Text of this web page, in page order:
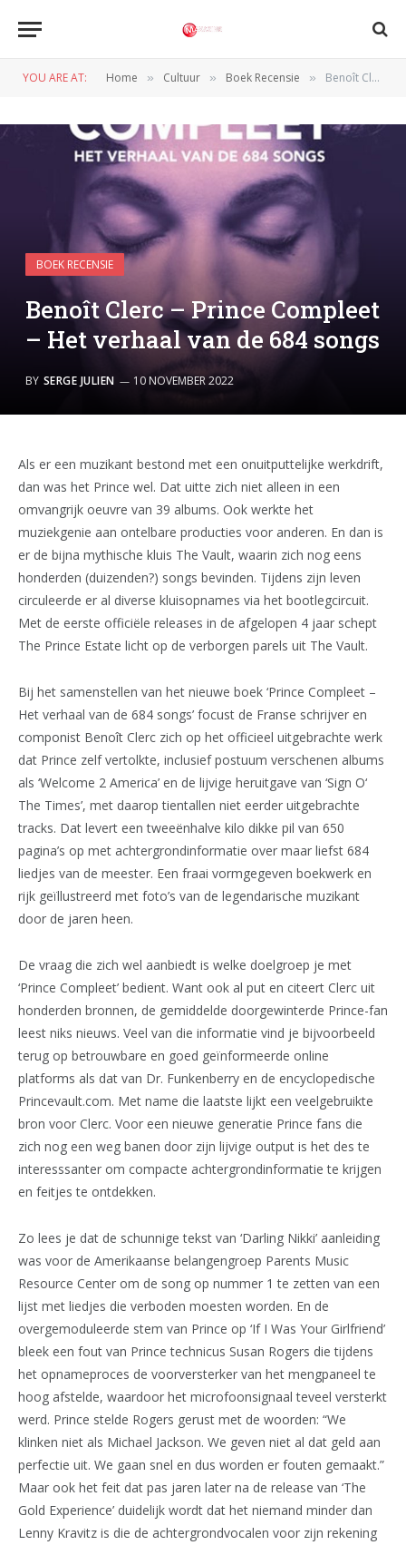
YOU ARE AT: Home » Cultuur » Boek Recensie » Benoît Clerc – Prince Compleet – Het verhaal van de 684 songs
BOEK RECENSIE
Benoît Clerc – Prince Compleet
– Het verhaal van de 684 songs
BY SERGE JULIEN 10 NOVEMBER 2022
Als er een muzikant bestond met een onuitputtelijke werkdrift,
dan was het Prince wel. Dat uitte zich niet alleen in een
omvangrijk oeuvre van 39 albums. Ook werkte het
muziekgenie aan ontelbare producties voor anderen. En dan is
er de bijna mythische kluis The Vault, waarin zich nog eens
honderden (duizenden?) songs bevinden. Tijdens zijn leven
circuleerde er al diverse kluisopnames via het bootlegcircuit.
Met de eerste officiële releases in de afgelopen 4 jaar schept
The Prince Estate licht op de verborgen parels uit The Vault.
Bij het samenstellen van het nieuwe boek ‘Prince Compleet –
Het verhaal van de 684 songs’ focust de Franse schrijver en
componist Benoît Clerc zich op het officieel uitgebrachte werk
dat Prince zelf vertolkte, inclusief postuum verschenen albums
als ‘Welcome 2 America’ en de lijvige heruitgave van ‘Sign O‘
The Times’, met daarop tientallen niet eerder uitgebrachte
tracks. Dat levert een tweeënhalve kilo dikke pil van 650
pagina’s op met achtergrondinformatie over maar liefst 684
liedjes van de meester. Een fraai vormgegeven boekwerk en
rijk geïllustreerd met foto’s van de legendarische muzikant
door de jaren heen.
De vraag die zich wel aanbiedt is welke doelgroep je met
‘Prince Compleet’ bedient. Want ook al put en citeert Clerc uit
honderden bronnen, de gemiddelde doorgewinterde Prince-fan
leest niks nieuws. Veel van die informatie vind je bijvoorbeeld
terug op betrouwbare en goed geïnformeerde online
platforms als dat van Dr. Funkenberry en de encyclopedische
Princevault.com. Met name die laatste lijkt een veelgebruikte
bron voor Clerc. Voor een nieuwe generatie Prince fans die
zich nog een weg banen door zijn lijvige output is het des te
interesssanter om compacte achtergrondinformatie te krijgen
en feitjes te ontdekken.
Zo lees je dat de schunnige tekst van ‘Darling Nikki’ aanleiding
was voor de Amerikaanse belangengroep Parents Music
Resource Center om de song op nummer 1 te zetten van een
lijst met liedjes die verboden moesten worden. En de
overgemoduleerde stem van Prince op ‘If I Was Your Girlfriend’
bleek een fout van Prince technicus Susan Rogers die tijdens
het opnameproces de voorversterker van het mengpaneel te
hoog afstelde, waardoor het microfoonsignaal teveel versterkt
werd. Prince stelde Rogers gerust met de woorden: “We
klinken niet als Michael Jackson. We geven niet al dat geld aan
perfectie uit. We gaan snel en dus worden er fouten gemaakt.”
Maar ook het feit dat pas jaren later na de release van ‘The
Gold Experience’ duidelijk wordt dat het niemand minder dan
Lenny Kravitz is die de achtergrondvocalen voor zijn rekening